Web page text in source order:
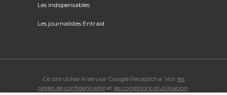
Les indispensables
Les journalistes Entraid
Ce site utilise le service Google Recaptcha. Voir les
règles de confidentialitéet les conditions d'utilisation